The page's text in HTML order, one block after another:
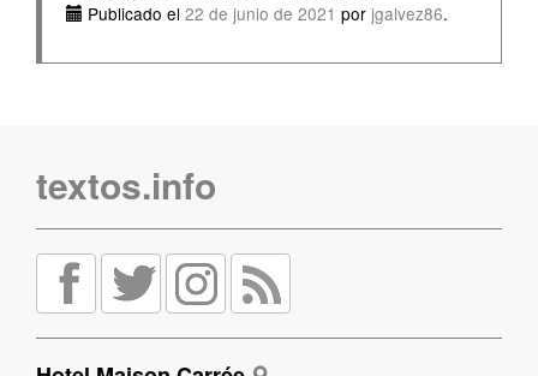
Publicado el 22 de junio de 2021 por jgalvez86.
textos.info